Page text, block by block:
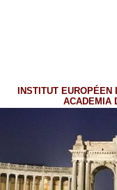
INSTITUT EUROPÉEN
ACADEMIA